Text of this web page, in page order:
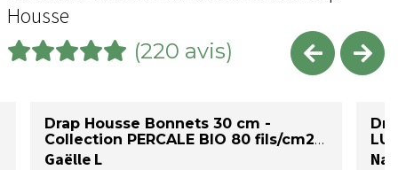
Housse
(220 avis)
Drap Housse Bonnets 30 cm -
Collection PERCALE BIO 80 fils/cm2
Gaëlle L